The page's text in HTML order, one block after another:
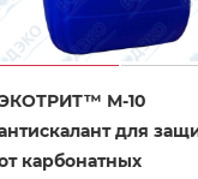
М-10
для
карбонатных